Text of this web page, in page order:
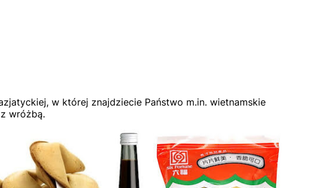
w której znajdziecie Państwo m.in. wietnamskie
wróżbą.